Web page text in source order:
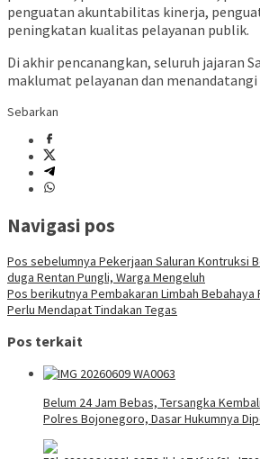
penguatan akuntabilitas kinerja,
peningkatan kualitas pelayanan publik.
Di akhir pencanangkan, seluruh jajaran
maklumat pelayanan dan
Sebarkan
Navigasi pos
Pos sebelumnya Pekerjaan Saluran Kontruksi
duga Rentan Pungli, Warga Mengeluh
Pos berikutnya Pembakaran Limbah
Perlu Mendapat Tindakan Tegas
Pos terkait
Belum 24 Jam Bebas, Tersangka
Polres Bojonegoro, Dasar Hukumnya